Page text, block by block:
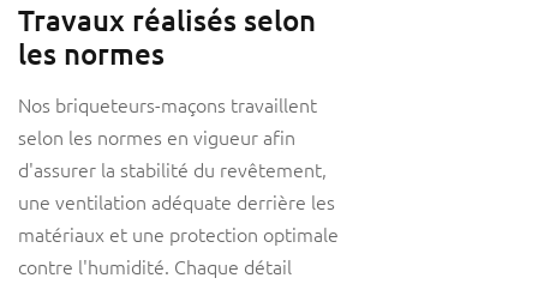
Travaux réalisés selon
les normes
Nos briqueteurs-maçons travaillent
selon les normes en vigueur afin
d'assurer la stabilité du revêtement,
une ventilation adéquate derrière les
matériaux et une protection optimale
contre l'humidité. Chaque détail